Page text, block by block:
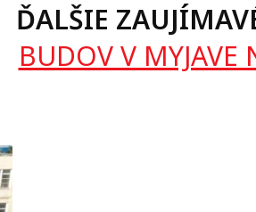
ĎALŠIE
BUDOV V MYJAVE